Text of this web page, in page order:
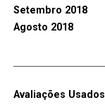
Setembro 2018
Agosto 2018
Avaliações Usados